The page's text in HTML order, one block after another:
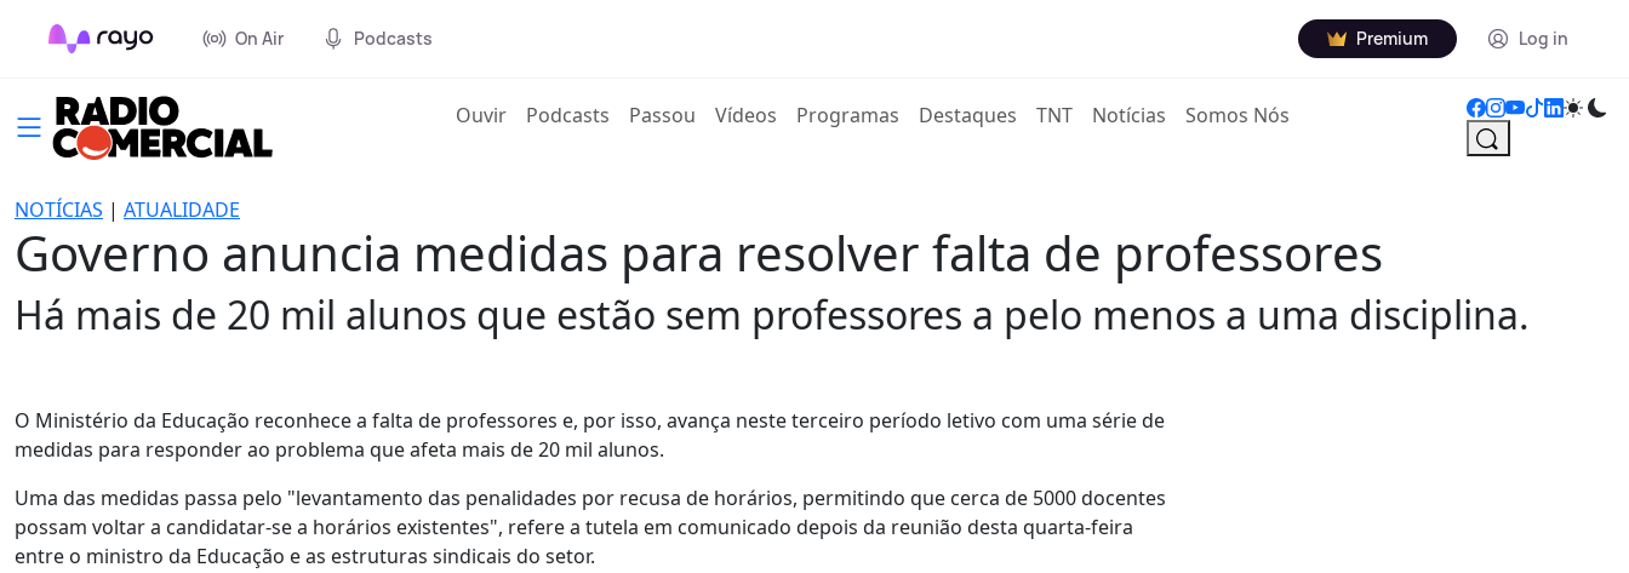
On Air Podcasts Premium Log in
Ouvir(current)
Podcasts Passou Vídeos Programas Destaques TNT Notícias Somos Nós
NOTÍCIAS | ATUALIDADE
Governo anuncia medidas para resolver falta de professores
Há mais de 20 mil alunos que estão sem professores a pelo menos a uma disciplina.
O Ministério da Educação reconhece a falta de professores e, por isso, avança neste terceiro período letivo com uma série de
medidas para responder ao problema que afeta mais de 20 mil alunos.
Uma das medidas passa pelo "levantamento das penalidades por recusa de horários, permitindo que cerca de 5000 docentes
possam voltar a candidatar-se a horários existentes", refere a tutela em comunicado depois da reunião desta quarta-feira
entre o ministro da Educação e as estruturas sindicais do setor.